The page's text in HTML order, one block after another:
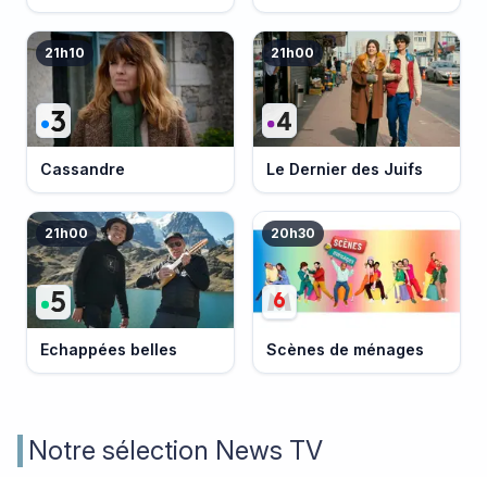
21h10
Cassandre
21h00
Le Dernier des Juifs
21h00
Echappées belles
20h30
Scènes de ménages
Notre sélection News TV